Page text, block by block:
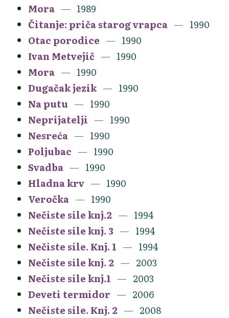
Mora
1989
Čitanje: priča starog vrapca
1990
Otac porodice
1990
Ivan Metvejič
1990
Mora
1990
Dugačak jezik
1990
Na putu
1990
Neprijatelji
1990
Nesreća
1990
Poljubac
1990
Svadba
1990
Hladna krv
1990
Veročka
1990
Nečiste sile knj.2
1994
Nečiste sile knj. 3
1994
Nečiste sile. Knj. 1
1994
Nečiste sile knj. 2
2003
Nečiste sile knj.1
2003
Deveti termidor
2006
Nečiste sile. Knj. 2
2008